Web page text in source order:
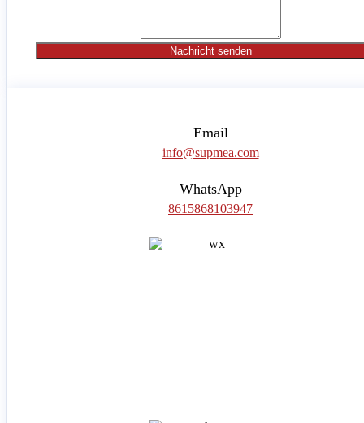
Nachricht senden
Email
info@supmea.com
WhatsApp
8615868103947